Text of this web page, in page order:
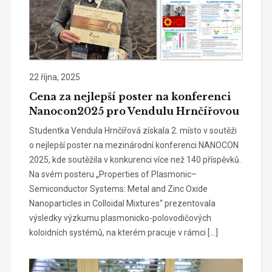
22 října, 2025
Cena za nejlepší poster na konferenci
Nanocon2025 pro Vendulu Hrnčířovou
Studentka Vendula Hrnčířová získala 2. místo v soutěži
o nejlepší poster na mezinárodní konferenci NANOCON
2025, kde soutěžila v konkurenci více než 140 příspěvků.
Na svém posteru „Properties of Plasmonic–
Semiconductor Systems: Metal and Zinc Oxide
Nanoparticles in Colloidal Mixtures“ prezentovala
výsledky výzkumu plasmonicko-polovodičových
koloidních systémů, na kterém pracuje v rámci […]